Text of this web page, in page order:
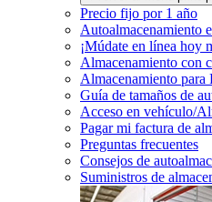
Precio fijo por 1 año
Autoalmacenamiento
¡Múdate en línea hoy
Almacenamiento con
Almacenamiento
Guía de tamaños de
Acceso en vehículo/
Pagar mi factura de
Preguntas frecuentes
Consejos de
Suministros de